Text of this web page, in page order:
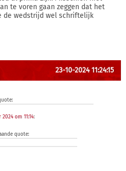
te voren gaan zeggen dat het
de wedstrijd wel schriftelijk
23-10-2024 11:24:15
om 11:14:
quote: